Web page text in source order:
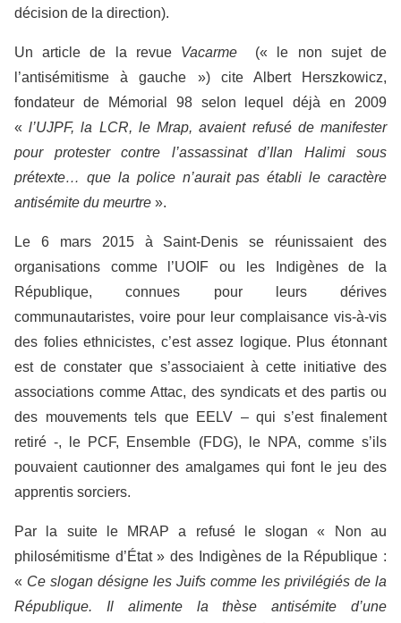
décision de la direction).
Un article de la revue Vacarme(« le non sujet de
l’antisémitisme à gauche ») cite Albert Herszkowicz,
fondateur de Mémorial 98 selon lequel déjà en 2009
«l’UJPF, la LCR, le Mrap, avaient refusé de manifester
pour protester contre l’assassinat d’Ilan Halimi sous
prétexte… que la police n’aurait pas établi le caractère
antisémite du meurtre ».
Le 6 mars 2015 à Saint-Denis se réunissaient des
organisations comme l’UOIF ou les Indigènes de la
République, connues pour leurs dérives
communautaristes, voire pour leur complaisance vis-à-vis
des folies ethnicistes, c’est assez logique. Plus étonnant
est de constater que s’associaient à cette initiative des
associations comme Attac, des syndicats et des partis ou
des mouvements tels que EELV – qui s’est finalement
retiré -, le PCF, Ensemble (FDG), le NPA, comme s’ils
pouvaient cautionner des amalgames qui font le jeu des
apprentis sorciers.
Par la suite le MRAP a refusé le slogan « Non au
philosémitisme d’État » des Indigènes de la République :
« Ce slogan désigne les Juifs comme les privilégiés de la
République. Il alimente la thèse antisémite d’une